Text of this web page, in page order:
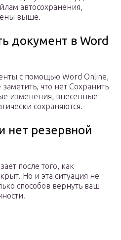
автосохранения,
выше.
документ в Word
с помощью Word Online,
что нет Сохранить
изменения, внесенные
сохраняются.
нет резервной
после того, как
Но и эта ситуация не
способов вернуть ваш